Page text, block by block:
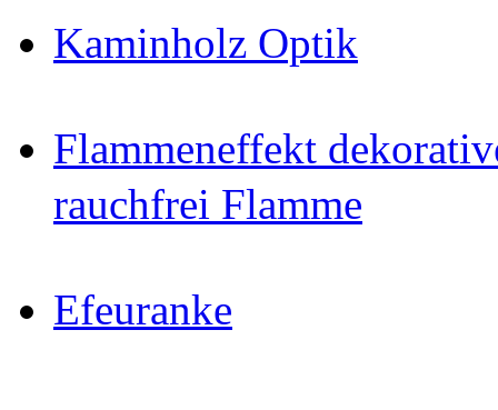
Kaminholz Optik
Flammeneffekt
rauchfrei Flamme
Efeuranke